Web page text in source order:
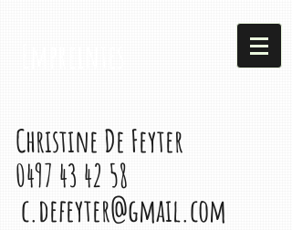
Christine De Feyter
0497 43 42 58
c.defeyter@gmail.com